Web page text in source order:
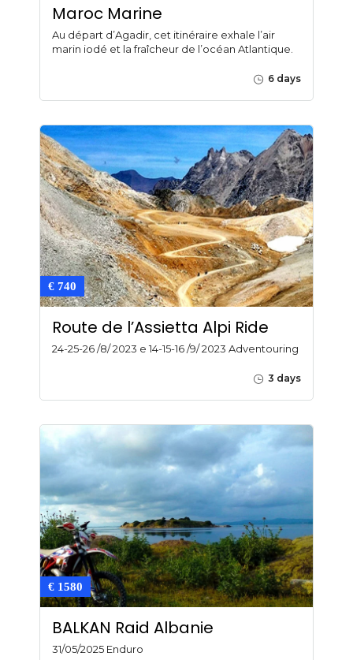
Maroc Marine
Au départ d’Agadir, cet itinéraire exhale l’air
marin iodé et la fraîcheur de l’océan Atlantique.
6 days
€ 740
Route de l’Assietta Alpi Ride
24-25-26 /8/ 2023 e 14-15-16 /9/ 2023 Adventouring
3 days
€ 1580
BALKAN Raid Albanie
31/05/2025 Enduro